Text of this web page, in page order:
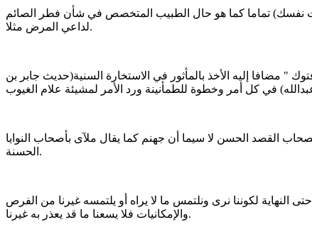
نفسك) تماما كما هو حال الطبيب المتخصص في شأن فطر الصائم
لداعي المرض مثلا.
" مضافا إليه الأخذ بالمأثور في الاستخارة السنية(حديث جابر بن
القصد الحسن لا سيما أن جهنم كما يقال ملآى بأصحاب النوايا
الحسنة.
لكوننا نرى ونلتمس ما لا يراه أو يلتمسه غيرنا من الفرص
والإمكانيات فلا يسعنا ما قد يعذر به غيرنا.